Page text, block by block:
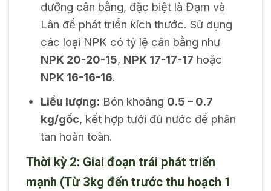
dưỡng cân bằng, đặc biệt là Đạm và
Lân để phát triển kích thước. Sử dụng
các loại NPK có tỷ lệ cân bằng như
NPK 20-20-15, NPK 17-17-17 hoặc
NPK 16-16-16.
Liều lượng: Bón khoảng 0.5 – 0.7
kg/gốc, kết hợp tưới đủ nước để phân
tan hoàn toàn.
Thời kỳ 2: Giai đoạn trái phát triển
mạnh (Từ 3kg đến trước thu hoạch 1